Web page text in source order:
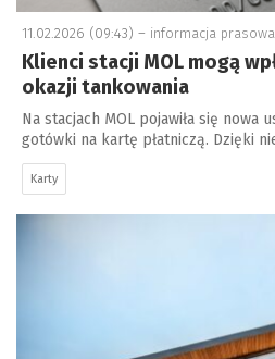
11.02.2026 (09:43) – informacja prasowa
Klienci stacji MOL mogą
okazji tankowania
Na stacjach MOL pojawiła się nowa
gotówki na kartę płatniczą. Dzięki
Karty
a